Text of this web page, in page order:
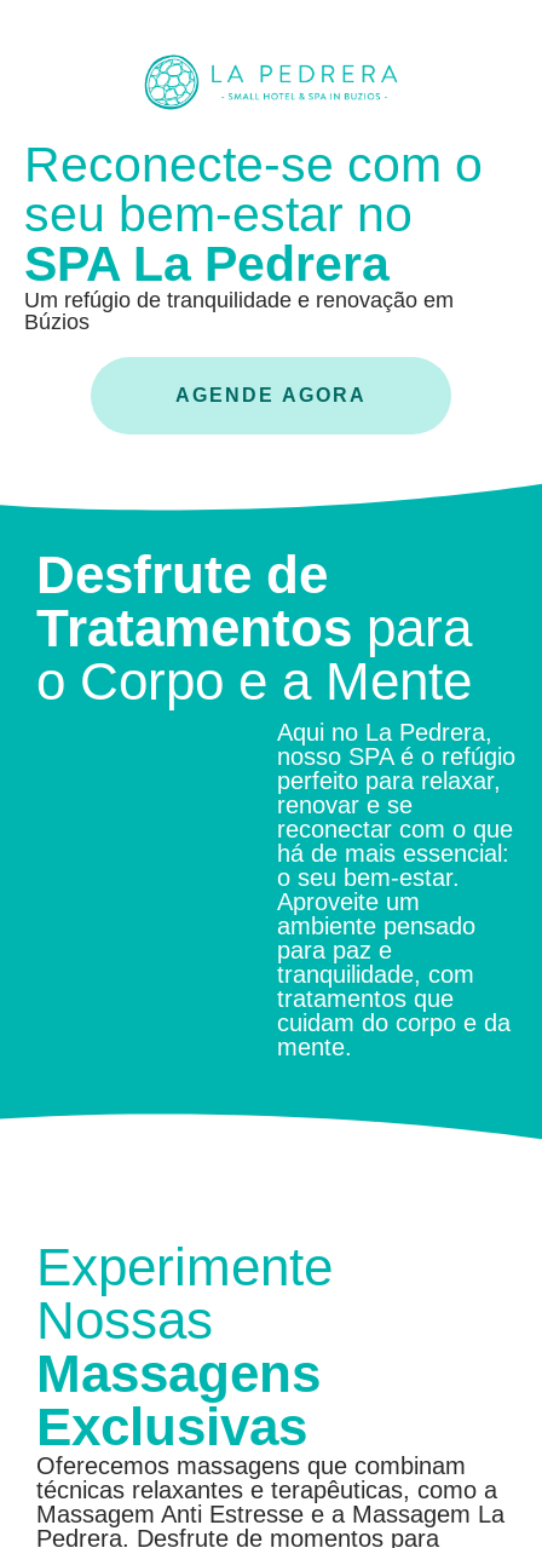
Reconecte-se com o
seu bem-estar no
SPA La Pedrera
Um refúgio de tranquilidade e renovação em
Búzios
AGENDE AGORA
Desfrute de
Tratamentos para
o Corpo e a Mente
Aqui no La Pedrera,
nosso SPA é o refúgio
perfeito para relaxar,
renovar e se
reconectar com o que
há de mais essencial:
o seu bem-estar.
Aproveite um
ambiente pensado
para paz e
tranquilidade, com
tratamentos que
cuidam do corpo e da
mente.
Experimente
Nossas
Massagens
Exclusivas
Oferecemos massagens que combinam
técnicas relaxantes e terapêuticas, como a
Massagem Anti Estresse e a Massagem La
Pedrera. Desfrute de momentos para